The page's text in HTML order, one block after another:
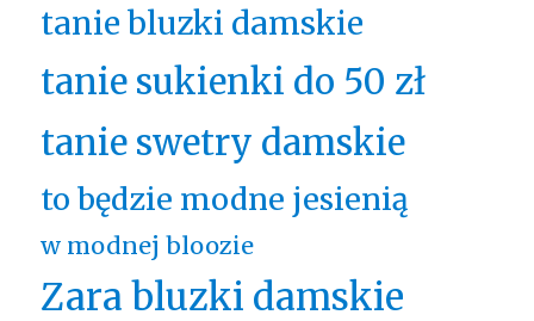
tanie bluzki damskie
tanie sukienki do 50 zł
tanie swetry damskie
to będzie modne jesienią
w modnej bloozie
Zara bluzki damskie